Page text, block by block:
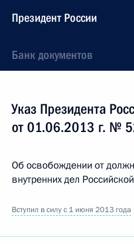
Президент России
Банк документов
Указ Президента
от 01.06.2013 г. №
Об освобождении от
внутренних дел
Вступил в силу с 1 июня 2013 года